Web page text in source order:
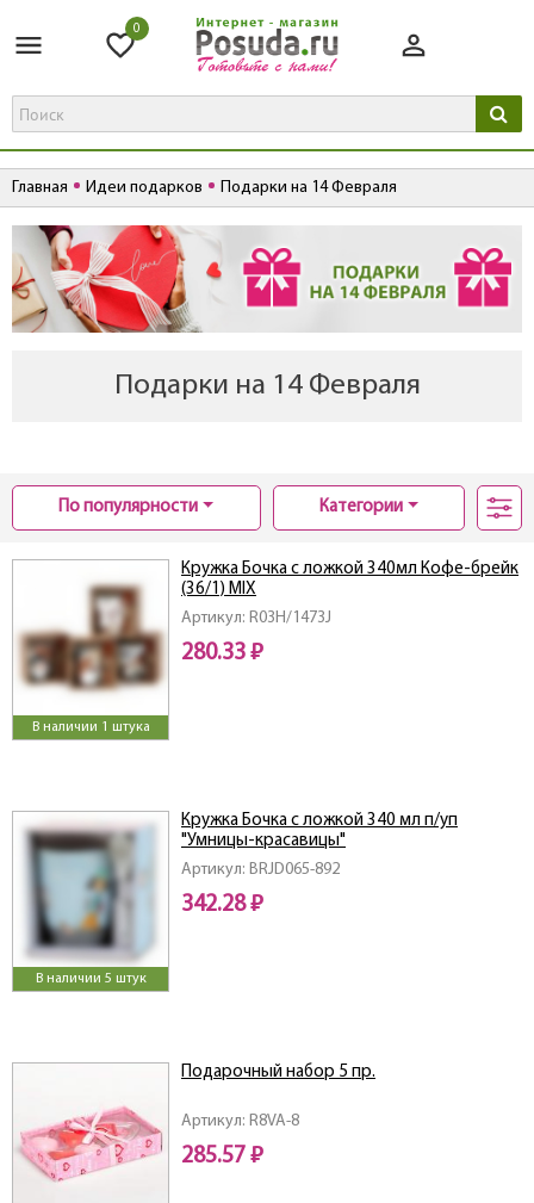
0
Главная Идеи подарков Подарки на 14 Февраля
Подарки на 14 Февраля
По популярности Категории
В наличии 1 штука
Артикул: R03H/1473J
Кружка Бочка с ложкой 340мл Кофе-брейк
(36/1) MIX
280.33 ₽
В наличии 5 штук
Артикул: BRJD065-892
Кружка Бочка с ложкой 340 мл п/уп
"Умницы-красавицы"
342.28 ₽
Артикул: R8VA-8
Подарочный набор 5 пр.
285.57 ₽